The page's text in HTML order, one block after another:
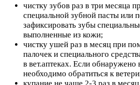
чистку зубов раз в три месяца
специальной зубной пасты или
зафиксировать зубы
выполненные из кожи;
чистку ушей раз в месяц при
палочек и специального
в вет.аптеках. Если
необходимо обратиться к
купание не чаще 2-3 раз в